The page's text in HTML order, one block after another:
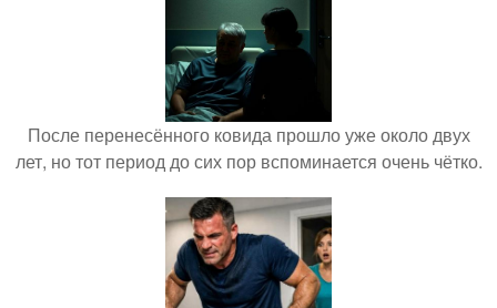
После перенесённого ковида прошло уже около двух
лет, но тот период до сих пор вспоминается очень чётко.